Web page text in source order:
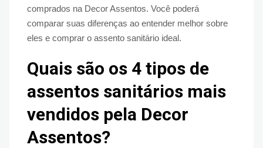
comprados na Decor Assentos. Você poderá
comparar suas diferenças ao entender melhor sobre
eles e comprar o assento sanitário ideal.
Quais são os 4 tipos de
assentos sanitários mais
vendidos pela Decor
Assentos?